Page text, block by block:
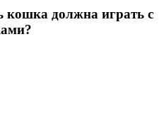
кошка должна играть с